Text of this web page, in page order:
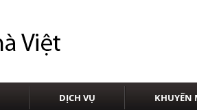
DỊCH VỤ KHUYẾN